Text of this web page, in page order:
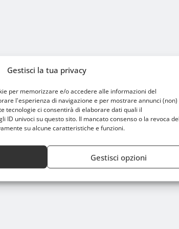
Gestisci la tua privacy
per memorizzare e/o accedere alle informazioni del
l'esperienza di navigazione e per mostrare annunci (non)
tecnologie ci consentirà di elaborare dati quali il
ID univoci su questo sito. Il mancato consenso o la revoca del
su alcune caratteristiche e funzioni.
Gestisci opzioni
SPORT A MILANO HOME